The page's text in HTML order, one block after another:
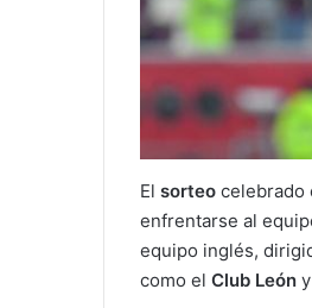
El sorteo celebrado
enfrentarse al
equipo inglés,
como el Club León